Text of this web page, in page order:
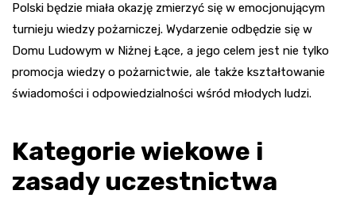
Polski będzie miała okazję zmierzyć się w emocjonującym
turnieju wiedzy pożarniczej. Wydarzenie odbędzie się w
Domu Ludowym w Niżnej Łące, a jego celem jest nie tylko
promocja wiedzy o pożarnictwie, ale także kształtowanie
świadomości i odpowiedzialności wśród młodych ludzi.
Kategorie wiekowe i
zasady uczestnictwa